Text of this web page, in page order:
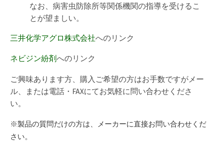
なお、病害虫防除所等関係機関の指導を受けるこ
とが望ましい。
三井化学アグロ株式会社へのリンク
ネビジン紛剤へのリンク
ご興味あります方、購入ご希望の方はお手数ですがメー
ル、または電話・FAXにてお気軽に問い合わせくださ
い。
※製品の質問だけの方は、メーカーに直接お問い合わせくだ
さい。